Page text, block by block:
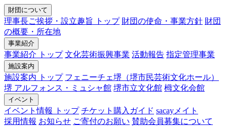
財団について
理事長ご挨拶・設立趣旨 トップ 財団の使命・事業方針 財団
の概要・所在地
事業紹介
事業紹介 トップ 文化芸術振興事業 活動報告 指定管理事業
施設案内
施設案内 トップ フェニーチェ堺（堺市民芸術文化ホール）
堺 アルフォンス・ミュシャ館 堺市立文化館 栂文化会館
イベント
イベント情報 トップ チケット購入ガイド sacayメイト
採用情報 お知らせ ご寄付のお願い 賛助会員募集について